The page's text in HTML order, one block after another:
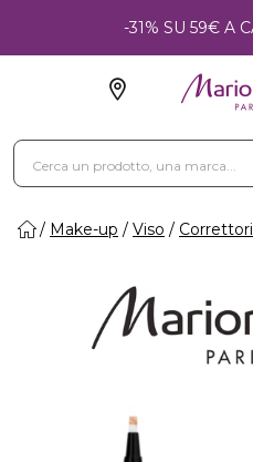
-31% SU 59€ A
Make-up Viso Correttori